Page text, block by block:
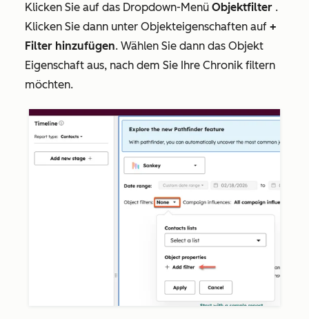
Klicken Sie auf das Dropdown-Menü Objektfilter .
Klicken Sie dann unter Objekteigenschaften auf +
Filter hinzufügen. Wählen Sie dann das Objekt
Eigenschaft aus, nach dem Sie Ihre Chronik filtern
möchten.